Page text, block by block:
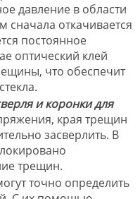
давление в области
откачивается
постоянное
оптический клей
что обеспечит
и коронки для
края трещин
засверлить. В
трещин.
точно определить